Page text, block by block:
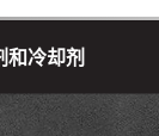
和冷却剂